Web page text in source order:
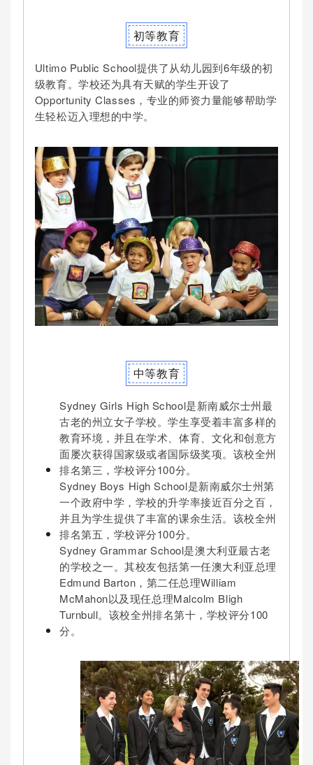
初等教育
Ultimo Public School提供了从幼儿园到6年级的初
级教育。学校还为具有天赋的学生开设了
Opportunity Classes，专业的师资力量能够帮助学
生轻松迈入理想的中学。
中等教育
Sydney Girls High School是新南威尔士州最
古老的州立女子学校。学生享受着丰富多样的
教育环境，并且在学术、体育、文化和创意方
面屡次获得国家级或者国际级奖项。该校全州
排名第三，学校评分100分。
Sydney Boys High School是新南威尔士州第
一个政府中学，学校的升学率接近百分之百，
并且为学生提供了丰富的课余生活。该校全州
排名第五，学校评分100分。
Sydney Grammar School是澳大利亚最古老
的学校之一。其校友包括第一任澳大利亚总理
Edmund Barton，第二任总理William
McMahon以及现任总理Malcolm Bligh
Turnbull。该校全州排名第十，学校评分100
分。